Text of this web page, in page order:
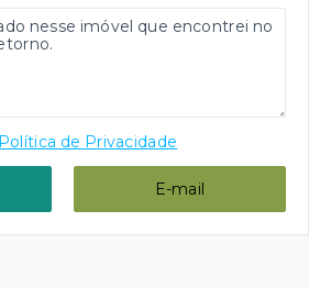
Política de Privacidade
E-mail